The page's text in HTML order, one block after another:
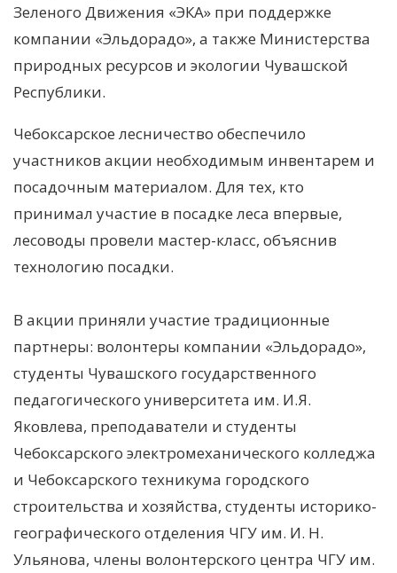
Зеленого Движения «ЭКА» при поддержке
компании «Эльдорадо», а также Министерства
природных ресурсов и экологии Чувашской
Республики.
Чебоксарское лесничество обеспечило
участников акции необходимым инвентарем и
посадочным материалом. Для тех, кто
принимал участие в посадке леса впервые,
лесоводы провели мастер-класс, объяснив
технологию посадки.
В акции приняли участие традиционные
партнеры: волонтеры компании «Эльдорадо»,
студенты Чувашского государственного
педагогического университета им. И.Я.
Яковлева, преподаватели и студенты
Чебоксарского электромеханического колледжа
и Чебоксарского техникума городского
строительства и хозяйства, студенты историко-
географического отделения ЧГУ им. И. Н.
Ульянова, члены волонтерского центра ЧГУ им.